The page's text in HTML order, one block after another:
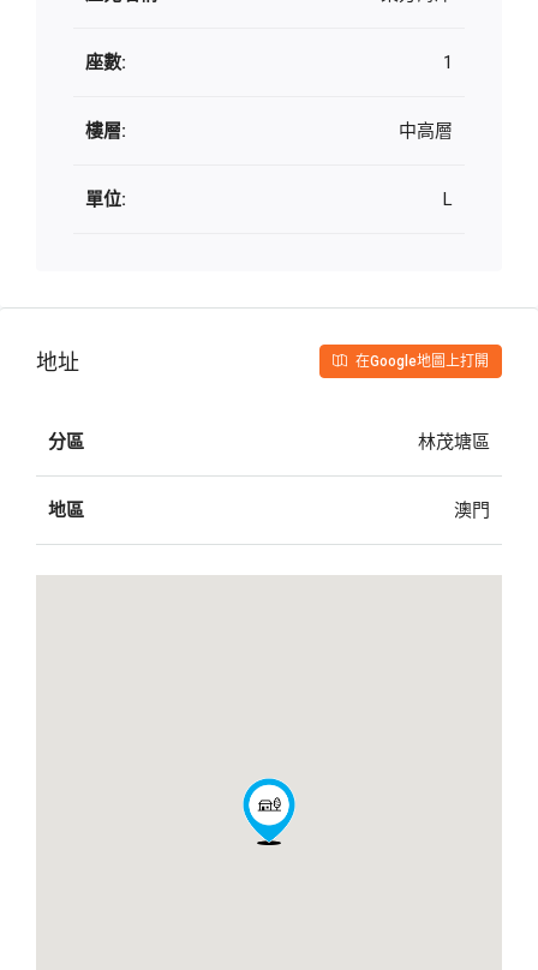
座數: 1
樓層: 中高層
單位: L
地址 在Google地圖上打開
分區 林茂塘區
地區 澳門